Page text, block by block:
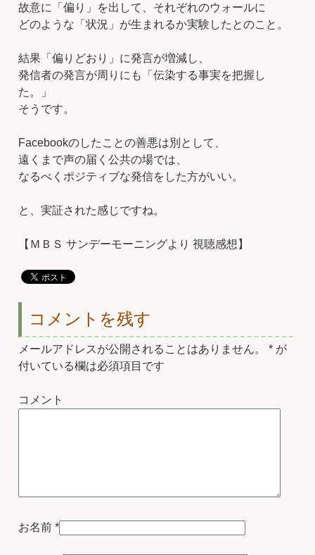
故意に「偏り」を出して、それぞれのウォールに
どのような「状況」が生まれるか実験したとのこと。
結果「偏りどおり」に発言が増減し、
発信者の発言が周りにも「伝染する事実を把握し
た。」
そうです。
Facebookのしたことの善悪は別として、
遠くまで声の届く公共の場では、
なるべくポジティブな発信をした方がいい。
と、実証された感じですね。
【ＭＢＳ サンデーモーニングより 視聴感想】
コメントを残す
メールアドレスが公開されることはありません。 * が
付いている欄は必須項目です
コメント
お名前 *